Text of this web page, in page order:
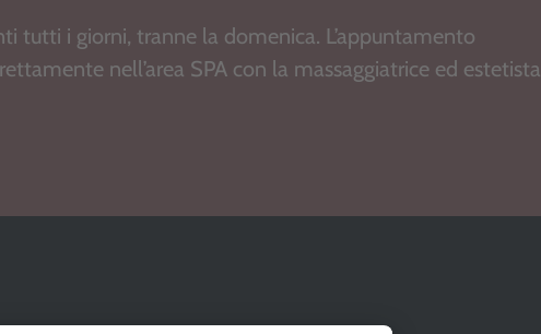
tutti i giorni, tranne la domenica. L’appuntamento
nell’area SPA con la massaggiatrice ed estetista